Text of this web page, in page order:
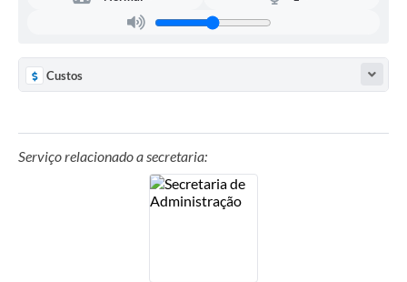
Custos
Serviço relacionado a secretaria: